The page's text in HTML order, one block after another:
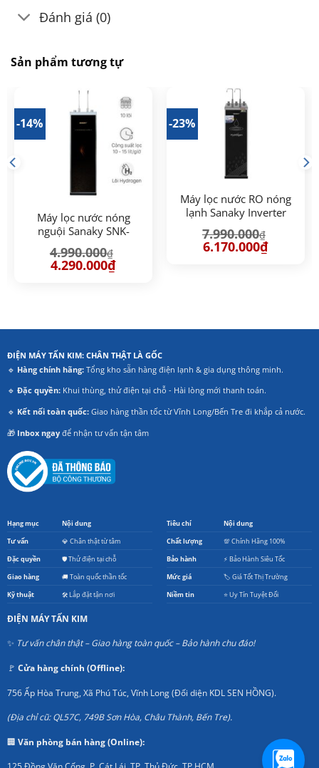
Đánh giá (0)
Sản phẩm tương tự
-14%
Máy lọc nước nóng
nguội Sanaky SNK-
4.990.000₫
Giá
gốc
4.290.000₫Giá
-23%
Máy lọc nước RO nóng
lạnh Sanaky Inverter
7.990.000₫
Giá
gốc
6.170.000₫Giá
ĐIỆN MÁY TẤN KIM: CHÂN THẬT LÀ GỐC
🔹 Hàng chính hãng:Tổng kho sẵn hàng điện lạnh & gia dụng thông minh.
🔹 Đặc quyền:Khui thùng, thử điện tại chỗ - Hài lòng mới thanh toán.
🔹 Kết nối toàn quốc:Giao hàng thần tốc từ Vĩnh Long/Bến Tre đi khắp cả nước.
🎁 Inbox ngayđể nhận tư vấn tận tâm
Hạng mục Nội dung
Tư vấn 💎 Chân thật từ tâm
Đặc quyền 🛡️ Thử điện tại chỗ
Giao hàng 🚚 Toàn quốc thần tốc
Kỹ thuật 🛠️ Lắp đặt tận nơi
Tiêu chí Nội dung
Chất lượng 💯 Chính Hãng 100%
Bảo hành ⚡ Bảo Hành Siêu Tốc
Mức giá 🏷️ Giá Tốt Thị Trường
Niềm tin ⭐ Uy Tín Tuyệt Đối
ĐIỆN MÁY TẤN KIM
✨ Tư vấn chân thật – Giao hàng toàn quốc – Bảo hành chu đáo!
🚩 Cửa hàng chính (Offline):
756 Ấp Hòa Trung, Xã Phú Túc, Vĩnh Long (Đối diện KDL SEN HỒNG).
(Địa chỉ cũ: QL57C, 749B Sơn Hòa, Châu Thành, Bến Tre).
🏢 Văn phòng bán hàng (Online):